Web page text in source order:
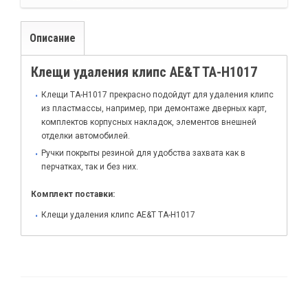
Описание
Клещи удаления клипс AE&T TA-H1017
Клещи TA-H1017 прекрасно подойдут для удаления клипс
из пластмассы, например, при демонтаже дверных карт,
комплектов корпусных накладок, элементов внешней
отделки автомобилей.
Ручки покрыты резиной для удобства захвата как в
перчатках, так и без них.
Комплект поставки:
Клещи удаления клипс AE&T TA-H1017